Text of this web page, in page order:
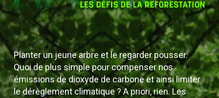
Planter un jeune arbre et le regarder pousser.
Quoi de plus simple pour compenser nos
émissions de dioxyde de carbone et ainsi limiter
le dérèglement climatique ? A priori, rien. Les